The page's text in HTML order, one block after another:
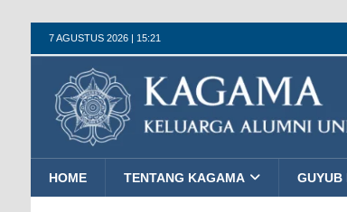
7 AGUSTUS 2026 | 15:21
HOME TENTANG KAGAMA GUYUB